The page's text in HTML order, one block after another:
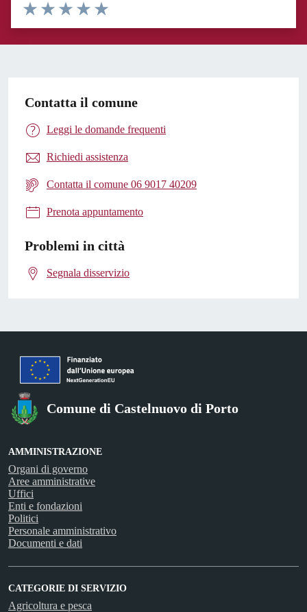
Contatta il comune
Leggi le domande frequenti
Richiedi assistenza
Contatta il comune 06 9017 40209
Prenota appuntamento
Problemi in città
Segnala disservizio
Comune di Castelnuovo di Porto
AMMINISTRAZIONE
Organi di governo
Aree amministrative
Uffici
Enti e fondazioni
Politici
Personale amministrativo
Documenti e dati
CATEGORIE DI SERVIZIO
Agricoltura e pesca